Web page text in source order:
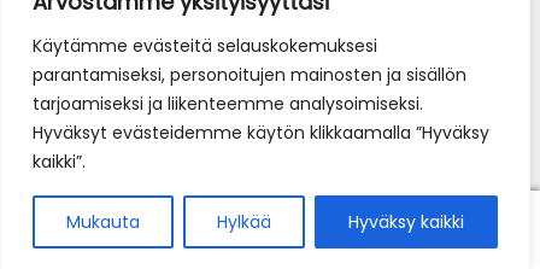
Käytämme evästeitä selauskokemuksesi
parantamiseksi, personoitujen mainosten ja sisällön
tarjoamiseksi ja liikenteemme analysoimiseksi.
Hyväksyt evästeidemme käytön klikkaamalla ”Hyväksy
kaikki”.
Mukauta Hylkää Hyväksy kaikki
Etsi:
Haku
0